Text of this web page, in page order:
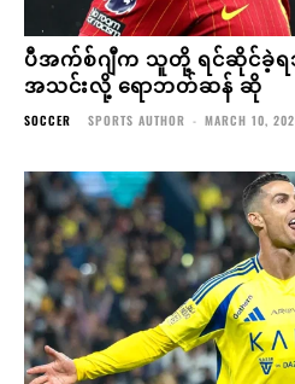
ပီအက်စ်ဂျီက သူတို့ ရင်ဆိုင်ခဲ့ရ
အသင်းလို့ ရောဘတ်ဆန် ဆို
SOCCER SPORTS AUTHOR - MARCH 10,